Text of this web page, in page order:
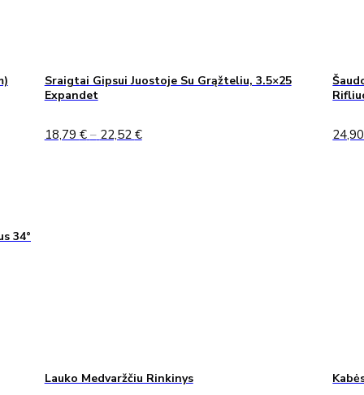
Sraigtai Gipsui Juostoje Su Grąžteliu, 3.5×25
Expandet
18,79 € – 22,52 €Price
34°
Lauko Medvaržčiu Rinkinys